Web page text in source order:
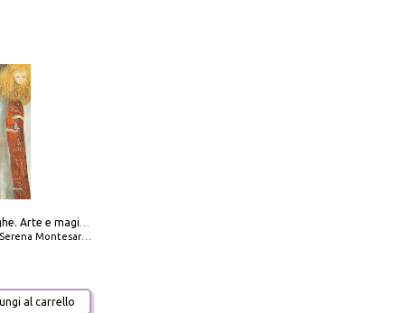
Amabili streghe. Arte e magie di Leonora Carrington e Remedios Varo
Montesarchio
al carrello